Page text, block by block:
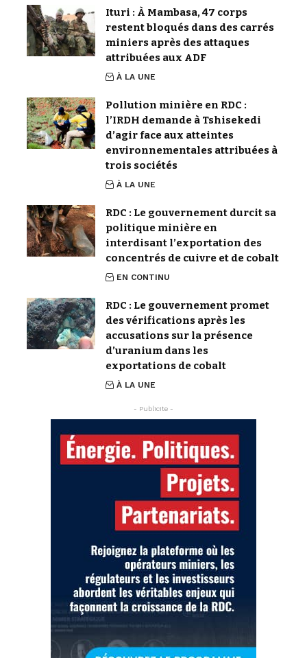
Ituri : À Mambasa, 47 corps
restent bloqués dans des carrés
miniers après des attaques
attribuées aux ADF
À LA UNE
Pollution minière en RDC :
l’IRDH demande à Tshisekedi
d’agir face aux atteintes
environnementales attribuées à
trois sociétés
À LA UNE
RDC : Le gouvernement durcit sa
politique minière en
interdisant l’exportation des
concentrés de cuivre et de cobalt
EN CONTINU
RDC : Le gouvernement promet
des vérifications après les
accusations sur la présence
d’uranium dans les
exportations de cobalt
À LA UNE
- Publicite -